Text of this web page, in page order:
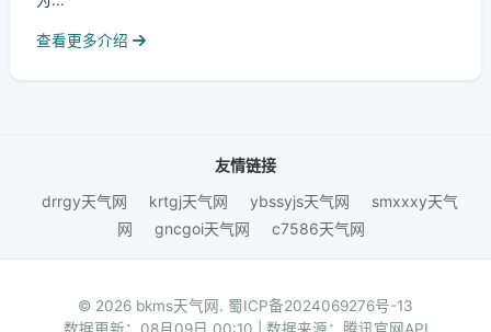
查看更多介绍
友情链接
drrgy天气网
krtgj天气网 ybssyjs天气网
smxxxy天气
网
gncgoi天气网 c7586天气网
© 2026 bkms天气网. 蜀ICP备2024069276号-13